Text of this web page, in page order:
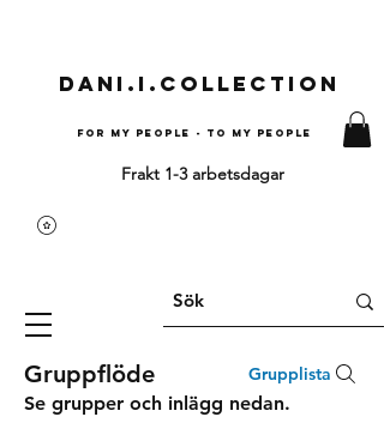
Dani.i.collection
For my people - To my people
Frakt 1-3 arbetsdagar
Gruppflöde Grupplista
Se grupper och inlägg nedan.